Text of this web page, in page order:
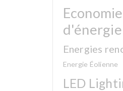
Economie
d'énergie
Energies
Energie Éolienne
LED